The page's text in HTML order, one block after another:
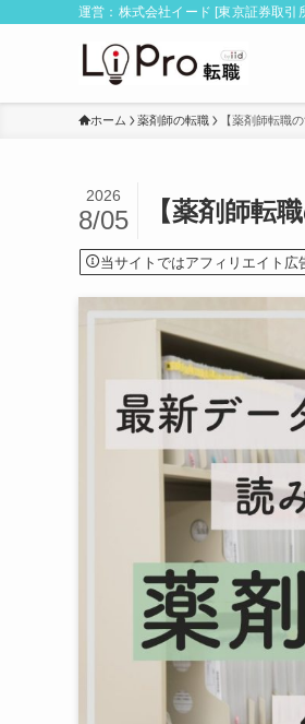
運営：株式会社イード [東京証券取引
ホーム 薬剤師の転職 【薬剤師転職
【薬剤師転
2026
8/05
当サイトではアフィリエイト広